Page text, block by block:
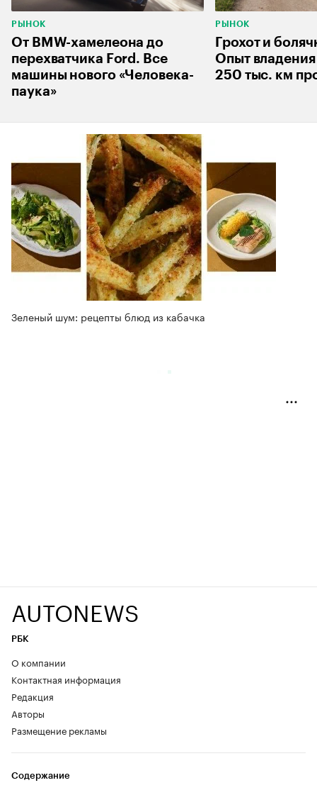
РЫНОК
От BMW-хамелеона до
перехватчика Ford. Все
машины нового «Человека-
паука»
РЫНОК
Грохот и
Опыт
250 тыс. км
Зеленый шум: рецепты блюд из кабачка
AUTONEWS
РБК
О компании
Контактная информация
Редакция
Авторы
Размещение рекламы
Содержание